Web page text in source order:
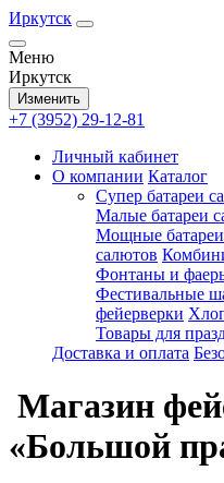
Иркутск
Меню
Иркутск
Изменить
+7 (3952) 29-12-81
Личный кабинет
О компании Каталог
Супер батареи
Малые батареи
Мощные
салютов
Фонтаны и
Фестивальные
фейерверки
Товары для
Доставка и оплата
Магазин
«Большой